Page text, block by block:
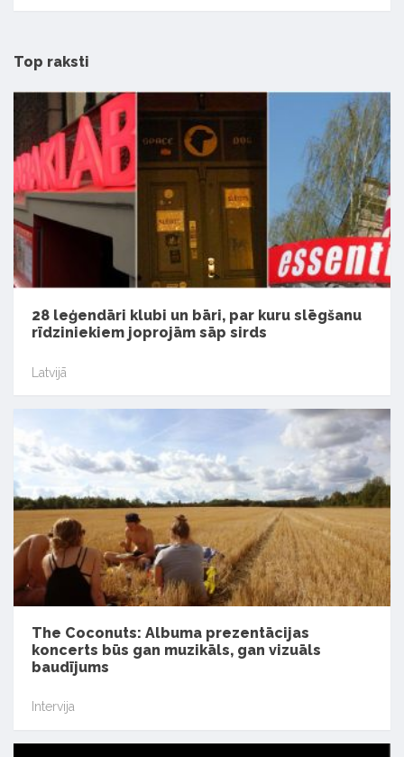
Top raksti
28 leģendāri klubi un bāri, par kuru slēgšanu
rīdziniekiem joprojām sāp sirds
Latvijā
The Coconuts: Albuma prezentācijas
koncerts būs gan muzikāls, gan vizuāls
baudījums
Intervija